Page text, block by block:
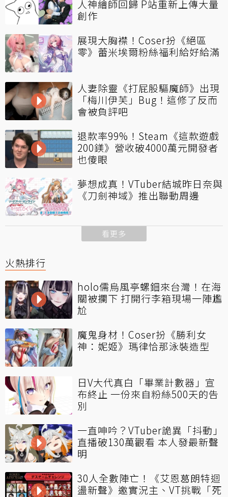
人神繪師回歸 P站重新上傳大量
創作
展現大胸襟！Coser扮《絕區
零》蕾米埃爾粉絲福利給好給滿
人妻除靈《打屁股驅魔師》出現
「梅川伊芙」Bug！這修了反而
會被負評吧
退款率99%！Steam《這款遊戲
200鎂》營收破4000萬元開發者
也傻眼
夢想成真！VTuber結城昨日奈與
《刀劍神域》推出聯動周邊
看更多
火熱排行
holo儒烏風亭螺鈿來台灣！在海
關被攔下 打開行李箱現場一陣尷
尬
魔鬼身材！Coser扮《勝利女
神：妮姬》瑪律恰那泳裝造型
日V大代真白「畢業計數器」宣
布終止 一份來自粉絲500天的告
別
一直呻吟？VTuber詭異「抖動」
直播破130萬觀看 本人發最新聲
明
30人全數陣亡！《艾恩葛朗特迴
盪新聲》邀實況主、VT挑戰「死